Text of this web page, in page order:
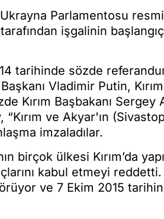
Parlamentosu
işgalinin
tarihinde sözde
Vladimir Putin, Kırım
Kırım Başbakanı Sergey
ve Akyar'ın
imzaladılar.
birçok ülkesi Kırım’da
kabul etmeyi
ve 7 Ekim 2015